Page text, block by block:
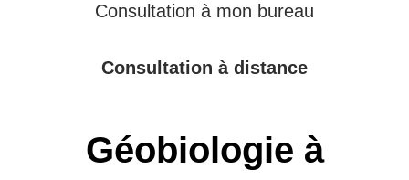
Consultation à mon bureau
Consultation à distance
Géobiologie à